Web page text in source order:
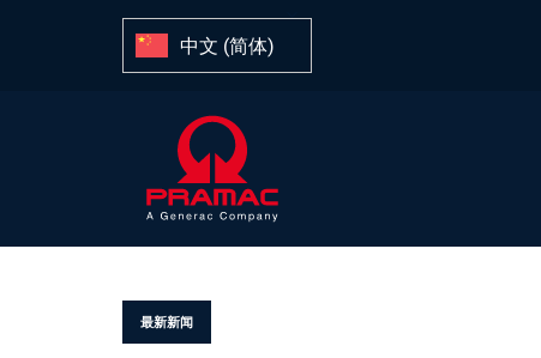
容
中文 (简体)
在。
最新新闻